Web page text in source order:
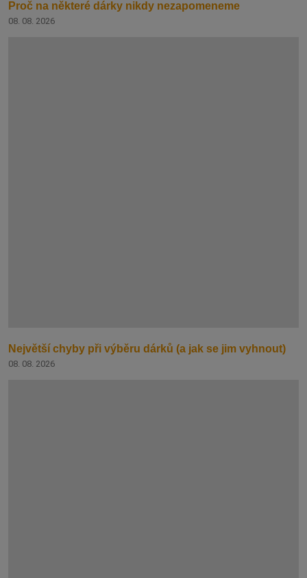
Proč na některé dárky nikdy nezapomeneme
08. 08. 2026
Největší chyby při výběru dárků (a jak se jim vyhnout)
08. 08. 2026